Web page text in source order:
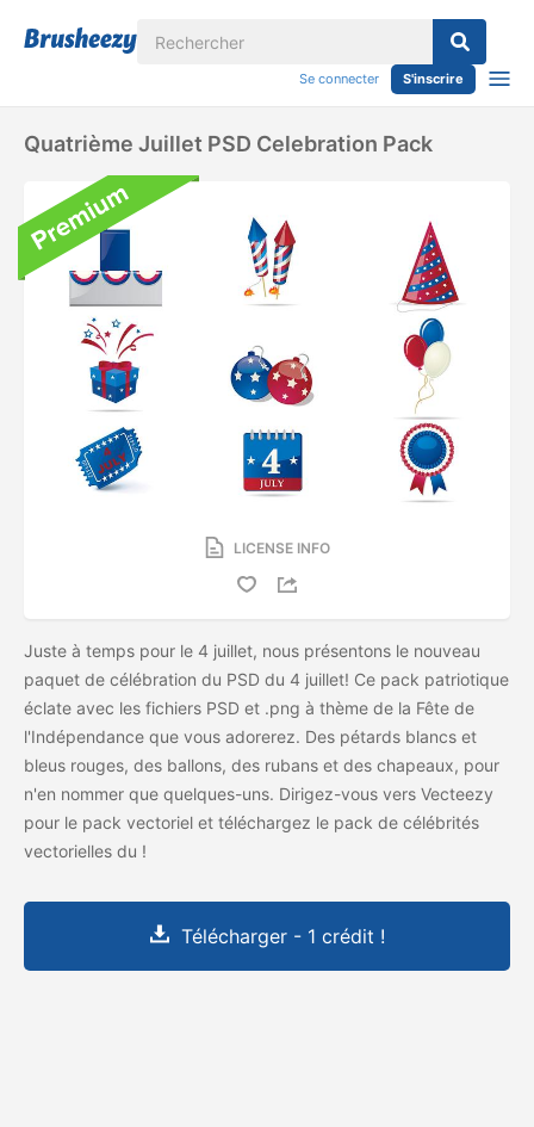
Se connecter S'inscrire
Quatrième Juillet PSD Celebration Pack
LICENSE INFO
Juste à temps pour le 4 juillet, nous présentons le nouveau
paquet de célébration du PSD du 4 juillet! Ce pack patriotique
éclate avec les fichiers PSD et .png à thème de la Fête de
l'Indépendance que vous adorerez. Des pétards blancs et
bleus rouges, des ballons, des rubans et des chapeaux, pour
n'en nommer que quelques-uns. Dirigez-vous vers Vecteezy
pour le pack vectoriel et téléchargez le pack de célébrités
vectorielles du !
Télécharger - 1 crédit !